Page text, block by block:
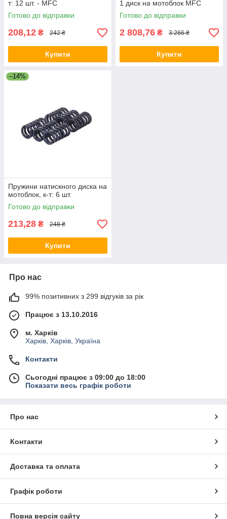
т: 12 шт. - MFC
Готово до відправки
208,12 ₴ 242 ₴
Купити
1 диск на мотоблок MFC
Готово до відправки
2 808,76 ₴ 3 266 ₴
Купити
–14%
Пружини натискного диска на
мотоблок, к-т: 6 шт.
Готово до відправки
213,28 ₴ 248 ₴
Купити
Про нас
99% позитивних з 299 відгуків за рік
Працює з 13.10.2016
м. Харків
Харків, Харків, Україна
Контакти
Сьогодні працює з 09:00 до 18:00
Показати весь графік роботи
Про нас
Контакти
Доставка та оплата
Графік роботи
Повна версія сайту